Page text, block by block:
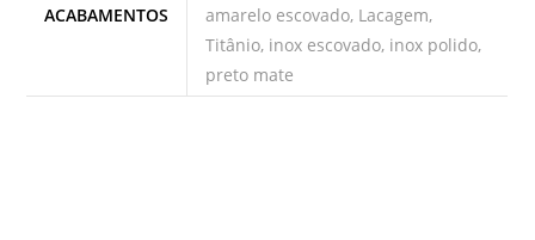
ACABAMENTOS
amarelo escovado, Lacagem,
Titânio, inox escovado, inox polido,
preto mate